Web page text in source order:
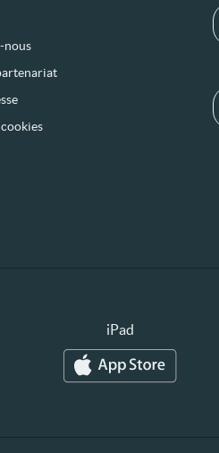
nous
iPad